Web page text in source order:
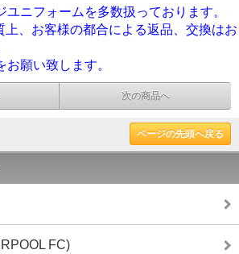
ユニフォームを多数扱っております。
、お客様の都合による返品、交換はお
願い致します。
次の商品へ
ページの先頭へ戻る
FC)